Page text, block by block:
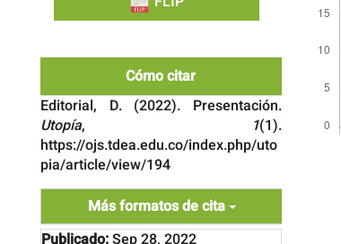
Cómo citar
Editorial, D. (2022). Presentación.
Utopía, 1(1).
https://ojs.tdea.edu.co/index.php/uto
pia/article/view/194
Más formatos de cita